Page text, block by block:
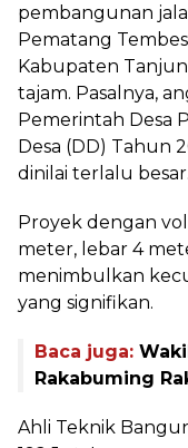
pembangunan
Pematang
Kabupaten
tajam. Pasalnya,
Pemerintah Desa
Desa (DD) Tahun
dinilai terlalu besar.
Proyek dengan
meter, lebar 4
menimbulkan
yang signifikan.
Baca juga:
Rakabuming
Ahli Teknik